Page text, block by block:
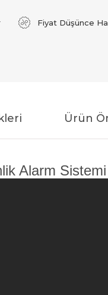
Fiyat Düşünce
Ürün
Alarm